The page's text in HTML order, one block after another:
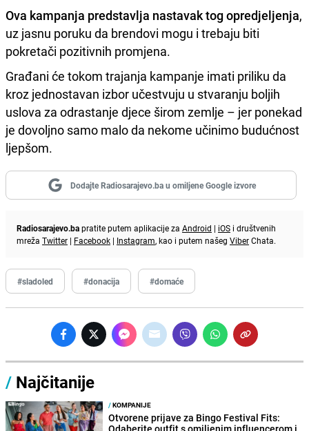
Ova kampanja predstavlja nastavak tog opredjeljenja,
uz jasnu poruku da brendovi mogu i trebaju biti
pokretači pozitivnih promjena.
Građani će tokom trajanja kampanje imati priliku da
kroz jednostavan izbor učestvuju u stvaranju boljih
uslova za odrastanje djece širom zemlje – jer ponekad
je dovoljno samo malo da nekome učinimo budućnost
ljepšom.
Dodajte Radiosarajevo.ba u omiljene Google izvore
Radiosarajevo.bapratite putem aplikacije za Android | iOS i društvenih
mreža Twitter | Facebook | Instagram, kao i putem našeg ViberChata.
#sladoled #donacija #domaće
/ Najčitanije
/KOMPANIJE
Otvorene prijave za Bingo Festival Fits: